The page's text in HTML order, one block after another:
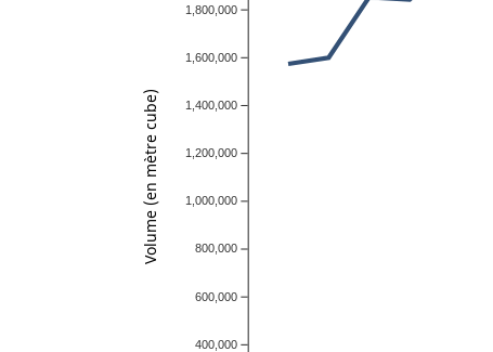
400,000
600,000
800,000
1,000,000
1,200,000
1,400,000
1,600,000
1,800,000
Volume (en mètre cube)